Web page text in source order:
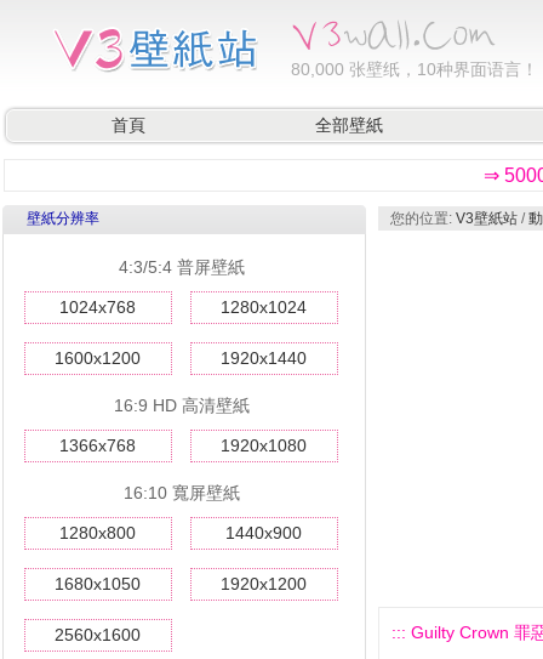
80,000 张壁纸，10种界面语言！
首頁 全部壁紙
⇒
壁紙分辨率
4:3/5:4 普屏壁紙
1024x768 1280x1024
1600x1200 1920x1440
16:9 HD 高清壁紙
1366x768 1920x1080
16:10 寬屏壁紙
1280x800 1440x900
1680x1050 1920x1200
2560x1600
您的位置: V3壁紙站 /
::: Guilty Crown 罪